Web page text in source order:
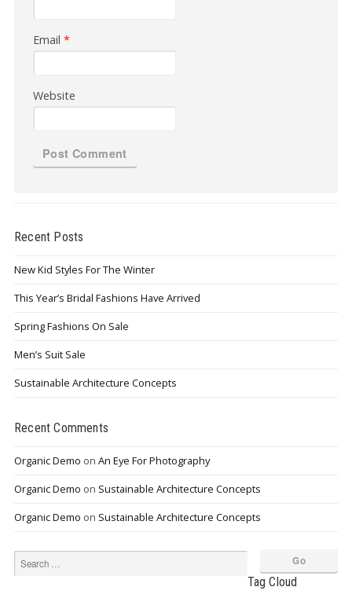
Email *
Website
Recent Posts
New Kid Styles For The Winter
This Year’s Bridal Fashions Have Arrived
Spring Fashions On Sale
Men’s Suit Sale
Sustainable Architecture Concepts
Recent Comments
Organic Demo on An Eye For Photography
Organic Demo on Sustainable Architecture Concepts
Organic Demo on Sustainable Architecture Concepts
Tag Cloud